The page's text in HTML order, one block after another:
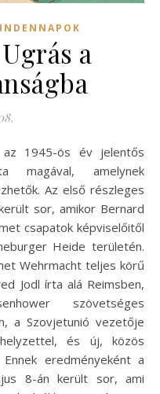
a
magával, amelynek
Az első részleges
sor, amikor Bernard
csapatok képviselőitől
Heide területén.
Wehrmacht teljes körű
Jodl írta alá Reimsben,
szövetséges
a Szovjetunió vezetője
és új, közös
eredményeként a
8-án került sor, ami